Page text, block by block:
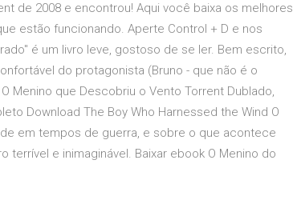
de 2008 e encontrou! Aqui você baixa os melhores
estão funcionando. Aperte Control + D e nos
é um livro leve, gostoso de se ler. Bem escrito,
do protagonista (Bruno - que não é o
Menino que Descobriu o Vento Torrent Dublado,
Download The Boy Who Harnessed the Wind O
em tempos de guerra, e sobre o que acontece
e inimaginável. Baixar ebook O Menino do